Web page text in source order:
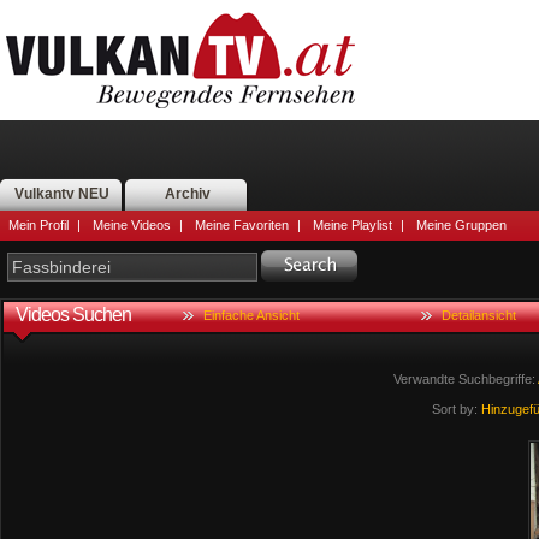
Vulkantv NEU Archiv
Mein Profil | Meine Videos | Meine Favoriten | Meine Playlist | Meine Gruppen
Videos Suchen Einfache Ansicht Detailansicht
Verwandte Suchbegriffe:
Sort by: